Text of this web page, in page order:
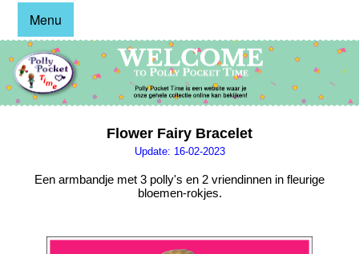
Menu
Flower Fairy Bracelet
Update: 16-02-2023
Een armbandje met 3 polly's en 2 vriendinnen in fleurige
bloemen-rokjes.